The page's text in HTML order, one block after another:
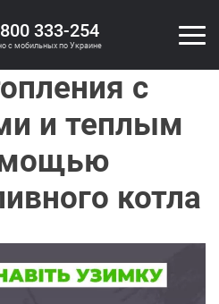
333-254
с мобильных по Украине
с
и теплым
котла